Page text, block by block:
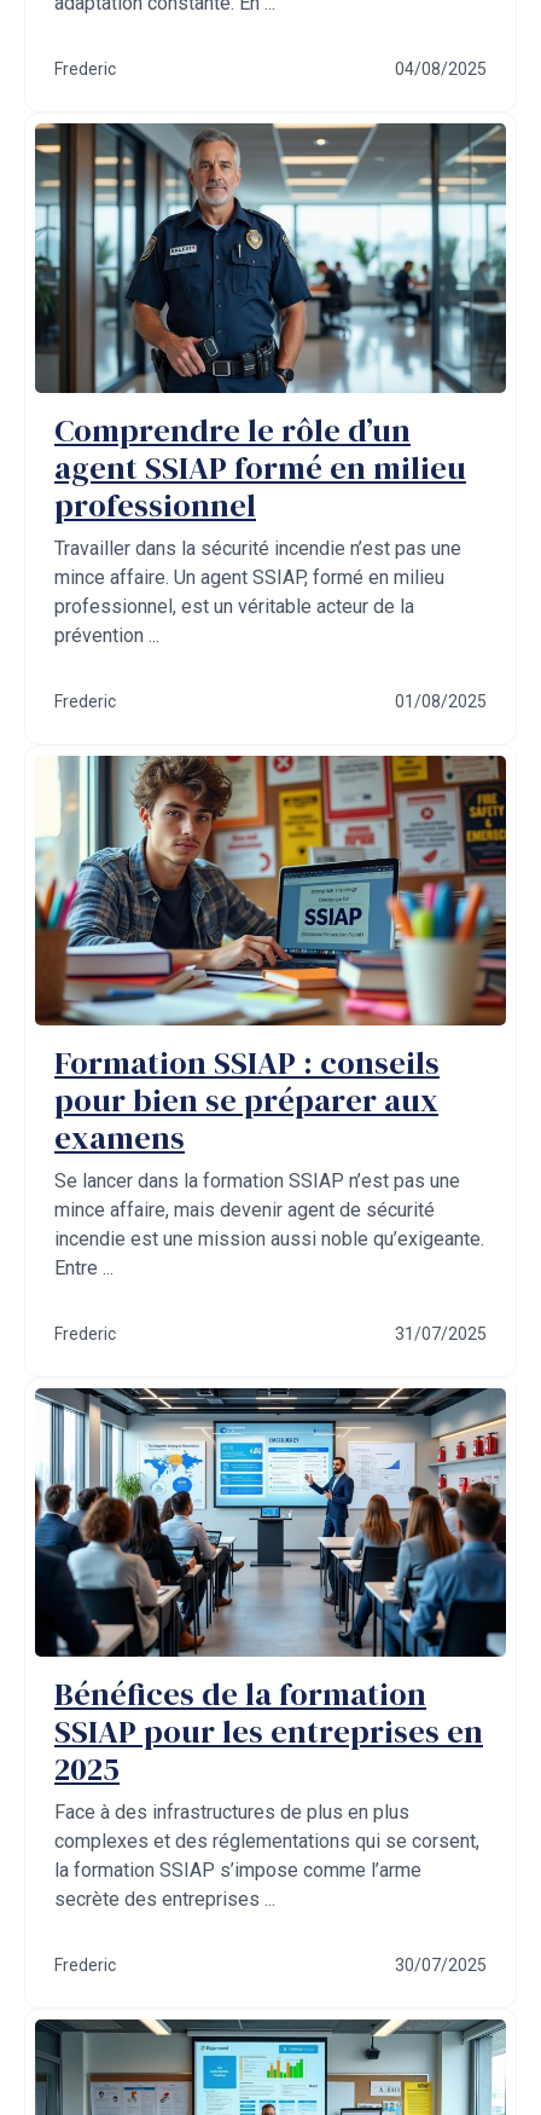
Frederic 04/08/2025
Comprendre le rôle d’un
agent SSIAP formé en milieu
professionnel
Travailler dans la sécurité incendie n’est pas une
mince affaire. Un agent SSIAP, formé en milieu
professionnel, est un véritable acteur de la
prévention ...
Frederic 01/08/2025
Formation SSIAP : conseils
pour bien se préparer aux
examens
Se lancer dans la formation SSIAP n’est pas une
mince affaire, mais devenir agent de sécurité
incendie est une mission aussi noble qu’exigeante.
Entre ...
Frederic 31/07/2025
Bénéfices de la formation
SSIAP pour les entreprises en
2025
Face à des infrastructures de plus en plus
complexes et des réglementations qui se corsent,
la formation SSIAP s’impose comme l’arme
secrète des entreprises ...
Frederic 30/07/2025